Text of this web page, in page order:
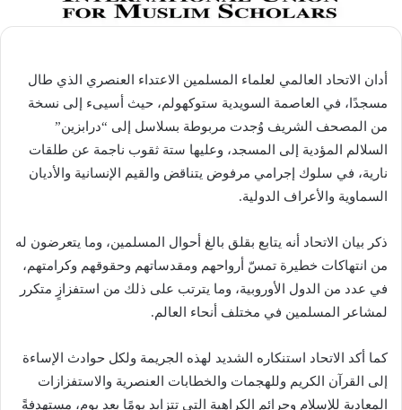
أدان الاتحاد العالمي لعلماء المسلمين الاعتداء العنصري الذي طال
مسجدًا، في العاصمة السويدية ستوكهولم، حيث أسيىء إلى نسخة
من المصحف الشريف وُجدت مربوطة بسلاسل إلى “درابزين”
السلالم المؤدية إلى المسجد، وعليها ستة ثقوب ناجمة عن طلقات
نارية، في سلوك إجرامي مرفوض يتناقض والقيم الإنسانية والأديان
السماوية والأعراف الدولية.
ذكر بيان الاتحاد أنه يتابع بقلق بالغ أحوال المسلمين، وما يتعرضون له
من انتهاكات خطيرة تمسّ أرواحهم ومقدساتهم وحقوقهم وكرامتهم،
في عدد من الدول الأوروبية، وما يترتب على ذلك من استفزازٍ متكرر
لمشاعر المسلمين في مختلف أنحاء العالم.
كما أكد الاتحاد استنكاره الشديد لهذه الجريمة ولكل حوادث الإساءة
إلى القرآن الكريم وللهجمات والخطابات العنصرية والاستفزازات
المعادية للإسلام وجرائم الكراهية التي تتزايد يومًا بعد يوم، مستهدفةً